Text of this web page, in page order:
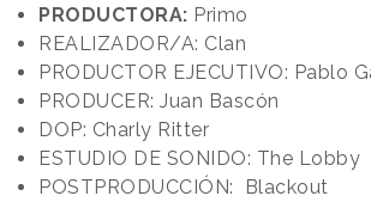
PRODUCTORA: Primo
REALIZADOR/A: Clan
PRODUCTOR EJECUTIVO: Pablo
PRODUCER: Juan Bascón
DOP: Charly Ritter
ESTUDIO DE SONIDO: The Lobby
POSTPRODUCCIÓN: Blackout